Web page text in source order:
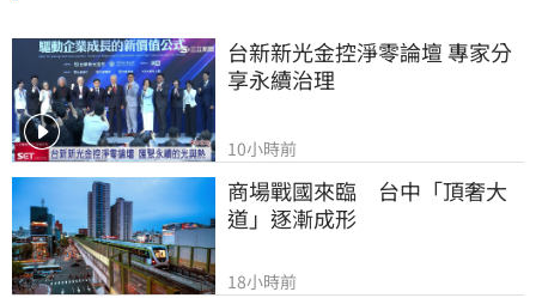
台新新光金控淨零論壇 專家分
享永續治理
10小時前
商場戰國來臨　台中「頂奢大
道」逐漸成形
18小時前